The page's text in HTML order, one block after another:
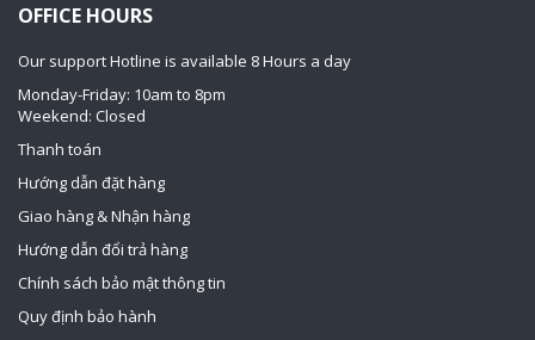
OFFICE HOURS
Our support Hotline is available 8 Hours a day
Monday-Friday: 10am to 8pm
Weekend: Closed
Thanh toán
Hướng dẫn đặt hàng
Giao hàng & Nhận hàng
Hướng dẫn đổi trả hàng
Chính sách bảo mật thông tin
Quy định bảo hành